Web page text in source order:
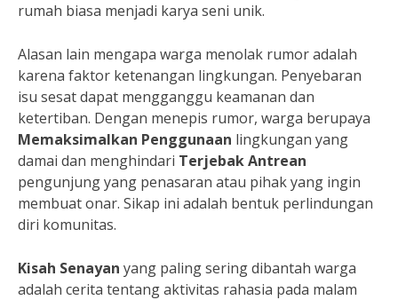
rumah biasa menjadi karya seni unik.
Alasan lain mengapa warga menolak rumor adalah
karena faktor ketenangan lingkungan. Penyebaran
isu sesat dapat mengganggu keamanan dan
ketertiban. Dengan menepis rumor, warga berupaya
Memaksimalkan Penggunaan lingkungan yang
damai dan menghindari Terjebak Antrean
pengunjung yang penasaran atau pihak yang ingin
membuat onar. Sikap ini adalah bentuk perlindungan
diri komunitas.
Kisah Senayan yang paling sering dibantah warga
adalah cerita tentang aktivitas rahasia pada malam